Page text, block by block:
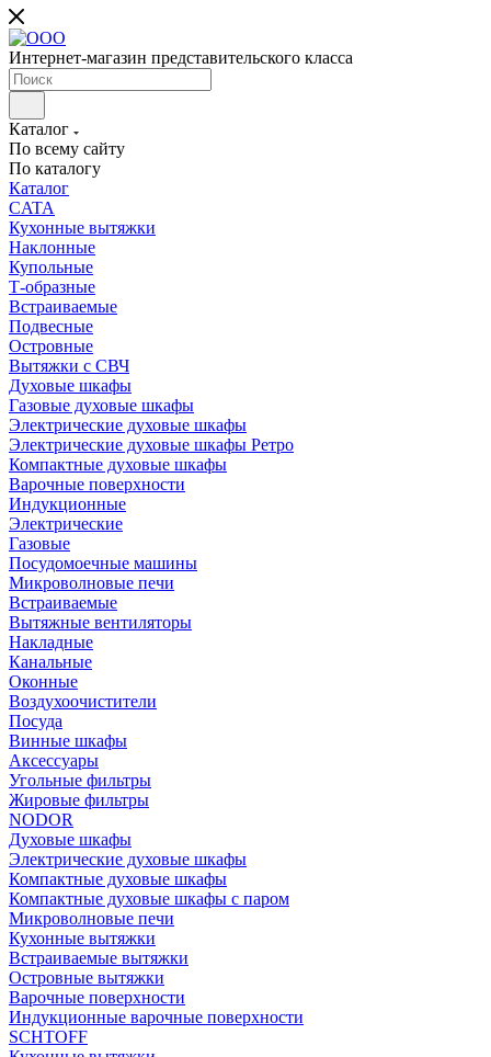
Интернет-магазин представительского класса
Каталог
По всему сайту
По каталогу
Каталог
CATA
Кухонные вытяжки
Наклонные
Купольные
Т-образные
Встраиваемые
Подвесные
Островные
Вытяжки с СВЧ
Духовые шкафы
Газовые духовые шкафы
Электрические духовые шкафы
Электрические духовые шкафы Ретро
Компактные духовые шкафы
Варочные поверхности
Индукционные
Электрические
Газовые
Посудомоечные машины
Микроволновые печи
Встраиваемые
Вытяжные вентиляторы
Накладные
Канальные
Оконные
Воздухоочистители
Посуда
Винные шкафы
Аксессуары
Угольные фильтры
Жировые фильтры
NODOR
Духовые шкафы
Электрические духовые шкафы
Компактные духовые шкафы
Компактные духовые шкафы с паром
Микроволновые печи
Кухонные вытяжки
Встраиваемые вытяжки
Островные вытяжки
Варочные поверхности
Индукционные варочные поверхности
SCHTOFF